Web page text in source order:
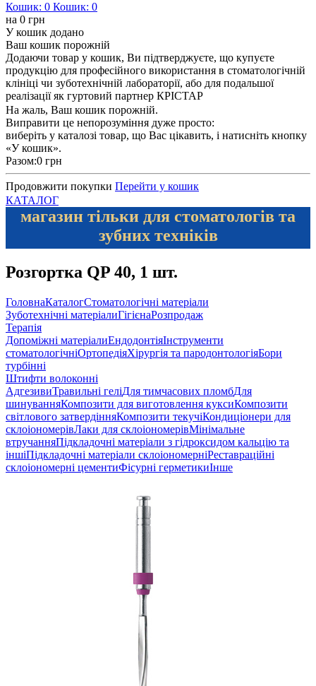
Кошик: 0 Кошик: 0
на 0 грн
У кошик додано
Ваш кошик порожній
Додаючи товар у кошик, Ви підтверджуєте, що купуєте
продукцію для професійного використання в стоматологічній
клініці чи зуботехнічній лабораторії, або для подальшої
реалізації як гуртовий партнер КРІСТАР
На жаль, Ваш кошик порожній.
Виправити це непорозуміння дуже просто:
виберіть у каталозі товар, що Вас цікавить, і натисніть кнопку
«У кошик».
Разом:0 грн
Продовжити покупки Перейти у кошик
КАТАЛОГ
магазин тільки для стоматологів та
зубних техніків
Розгортка QP 40, 1 шт.
ГоловнаКаталогСтоматологічні матеріали
Зуботехнічні матеріалиГігієнаРозпродаж
Терапія
Допоміжні матеріалиЕндодонтіяІнструменти
стоматологічніОртопедіяХірургія та пародонтологіяБори
турбінні
Штифти волоконні
АдгезивиТравильні геліДля тимчасових пломбДля
шинуванняКомпозити для виготовлення куксиКомпозити
світлового затвердінняКомпозити текучіКондиціонери для
склоіономерівЛаки для склоіономерівМінімальне
втручанняПідкладочні матеріали з гідроксидом кальцію та
іншіПідкладочні матеріали склоіономерніРеставраційні
склоіономерні цементиФісурні герметикиІнше